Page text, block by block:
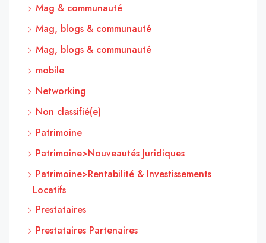
Mag & communauté
Mag, blogs & communauté
Mag, blogs & communauté
mobile
Networking
Non classifié(e)
Patrimoine
Patrimoine>Nouveautés Juridiques
Patrimoine>Rentabilité & Investissements
Locatifs
Prestataires
Prestataires Partenaires